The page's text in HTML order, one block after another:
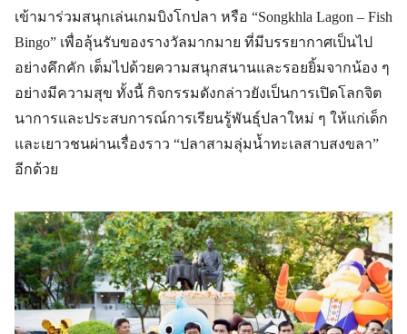
เข้ามาร่วมสนุกเล่นเกมบิงโกปลา หรือ “Songkhla Lagon – Fish
Bingo” เพื่อลุ้นรับของรางวัลมากมาย ที่มีบรรยากาศเป็นไป
อย่างคึกคัก เต็มไปด้วยความสนุกสนานและรอยยิ้มจากน้อง ๆ
อย่างมีความสุข ทั้งนี้ กิจกรรมดังกล่าวยังเป็นการเปิดโลกจิต
นาการและประสบการณ์การเรียนรู้พันธุ์ปลาใหม่ ๆ ให้แก่เด็ก
และเยาวชนผ่านเรื่องราว “ปลาสามลุ่มน้ำทะเลสาบสงขลา”
อีกด้วย